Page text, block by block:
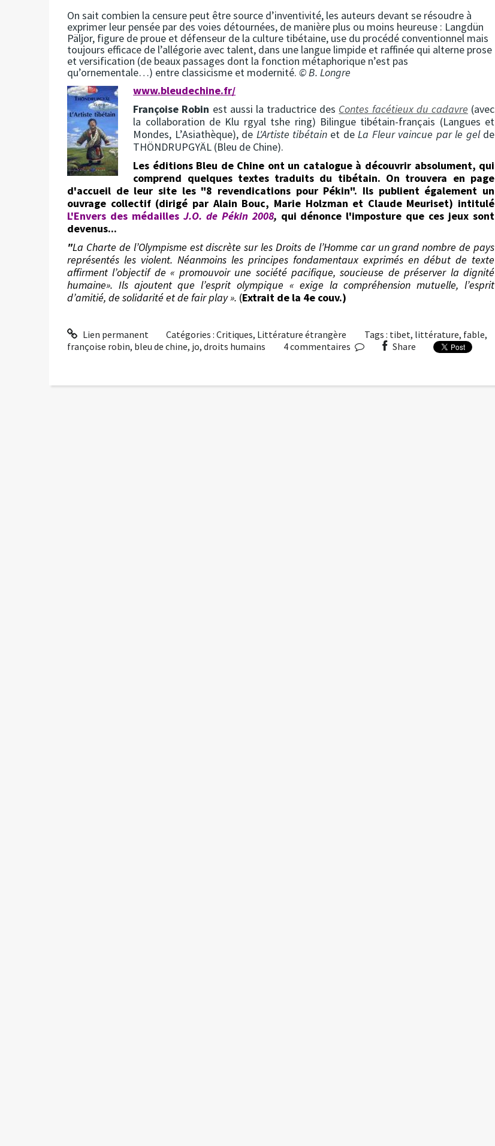
On sait combien la censure peut être source d’inventivité, les auteurs devant se résoudre à
exprimer leur pensée par des voies détournées, de manière plus ou moins heureuse : Langdün
Päljor, figure de proue et défenseur de la culture tibétaine, use du procédé conventionnel mais
toujours efficace de l’allégorie avec talent, dans une langue limpide et raffinée qui alterne prose
et versification (de beaux passages dont la fonction métaphorique n’est pas
qu’ornementale…) entre classicisme et modernité. © B. Longre
www.bleudechine.fr/
Françoise Robin est aussi la traductrice des Contes facétieux du cadavre (avec
la collaboration de Klu rgyal tshe ring) Bilingue tibétain-français (Langues et
Mondes, L’Asiathèque), de L'Artiste tibétain et de La Fleur vaincue par le gelde
THÖNDRUPGYÄL (Bleu de Chine).
Les éditions Bleu de Chine ont un catalogue à découvrir absolument, qui
comprend quelques textes traduits du tibétain. On trouvera en page
d'accueil de leur site les "8 revendications pour Pékin". Ils publient également un
ouvrage collectif (dirigé par Alain Bouc, Marie Holzman et Claude Meuriset) intitulé
L'Envers des médailles J.O. de Pékin 2008, qui dénonce l'imposture que ces jeux sont
devenus...
"La Charte de l’Olympisme est discrète sur les Droits de l’Homme car un grand nombre de pays
représentés les violent. Néanmoins les principes fondamentaux exprimés en début de texte
affirment l’objectif de « promouvoir une société pacifique, soucieuse de préserver la dignité
humaine». Ils ajoutent que l’esprit olympique « exige la compréhension mutuelle, l’esprit
d’amitié, de solidarité et de fair play ». (Extrait de la 4e couv.)
Lien permanent Catégories :Critiques, Littérature étrangère Tags : tibet, littérature, fable,
françoise robin, bleu de chine, jo, droits humains 4commentaires Share